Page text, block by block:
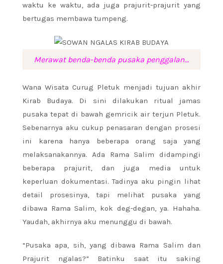
waktu ke waktu, ada juga prajurit-prajurit yang
bertugas membawa tumpeng.
Merawat benda-benda pusaka penggalan…
Wana Wisata Curug Pletuk menjadi tujuan akhir
Kirab Budaya. Di sini dilakukan ritual jamas
pusaka tepat di bawah gemricik air terjun Pletuk.
Sebenarnya aku cukup penasaran dengan prosesi
ini karena hanya beberapa orang saja yang
melaksanakannya. Ada Rama Salim didampingi
beberapa prajurit, dan juga media untuk
keperluan dokumentasi. Tadinya aku pingin lihat
detail prosesinya, tapi melihat pusaka yang
dibawa Rama Salim, kok deg-degan, ya. Hahaha.
Yaudah, akhirnya aku menunggu di bawah.
“Pusaka apa, sih, yang dibawa Rama Salim dan
Prajurit ngalas?” Batinku saat itu saking